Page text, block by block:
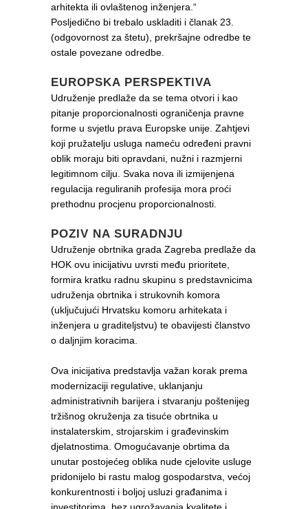
arhitekta ili ovlaštenog inženjera.“
Posljedično bi trebalo uskladiti i članak 23.
(odgovornost za štetu), prekršajne odredbe te
ostale povezane odredbe.
EUROPSKA PERSPEKTIVA
Udruženje predlaže da se tema otvori i kao
pitanje proporcionalnosti ograničenja pravne
forme u svjetlu prava Europske unije. Zahtjevi
koji pružatelju usluga nameću određeni pravni
oblik moraju biti opravdani, nužni i razmjerni
legitimnom cilju. Svaka nova ili izmijenjena
regulacija reguliranih profesija mora proći
prethodnu procjenu proporcionalnosti.
POZIV NA SURADNJU
Udruženje obrtnika grada Zagreba predlaže da
HOK ovu inicijativu uvrsti među prioritete,
formira kratku radnu skupinu s predstavnicima
udruženja obrtnika i strukovnih komora
(uključujući Hrvatsku komoru arhitekata i
inženjera u graditeljstvu) te obavijesti članstvo
o daljnjim koracima.
Ova inicijativa predstavlja važan korak prema
modernizaciji regulative, uklanjanju
administrativnih barijera i stvaranju poštenijeg
tržišnog okruženja za tisuće obrtnika u
instalaterskim, strojarskim i građevinskim
djelatnostima. Omogućavanje obrtima da
unutar postojećeg oblika nude cjelovite usluge
pridonijelo bi rastu malog gospodarstva, većoj
konkurentnosti i boljoj usluzi građanima i
investitorima, bez ugrožavanja kvalitete i